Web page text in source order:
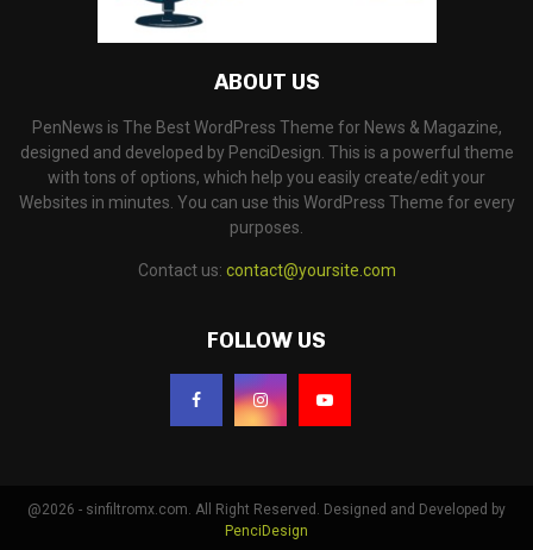
ABOUT US
PenNews is The Best WordPress Theme for News & Magazine,
designed and developed by PenciDesign. This is a powerful theme
with tons of options, which help you easily create/edit your
Websites in minutes. You can use this WordPress Theme for every
purposes.
Contact us: contact@yoursite.com
FOLLOW US
@2026 - sinfiltromx.com. All Right Reserved. Designed and Developed by
PenciDesign